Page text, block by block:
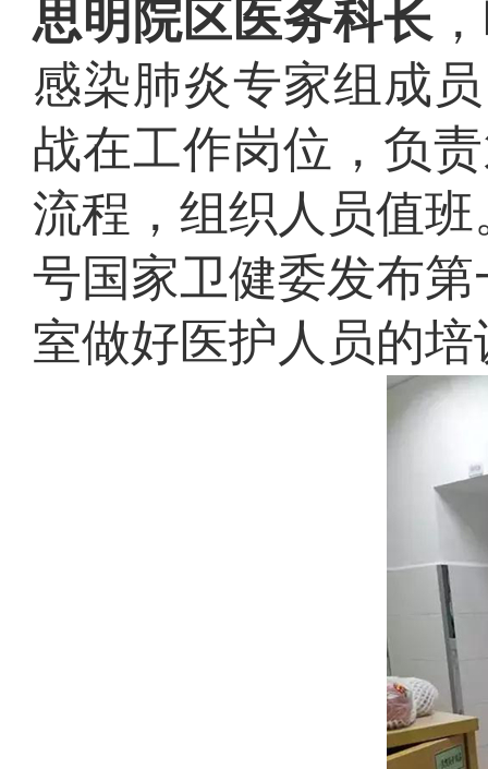
思明院区医务科长
感染肺炎专家组成
战在工作岗位，负
流程，组织人员值
号国家卫健委发布
室做好医护人员的培